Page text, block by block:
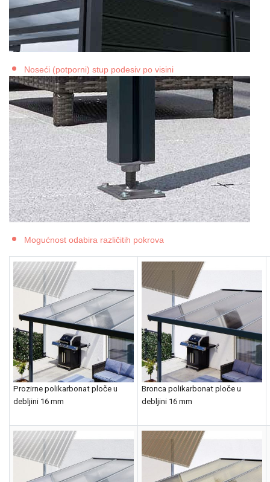
Noseći (potporni) stup podesiv po visini
Mogućnost odabira različitih pokrova
Prozirne polikarbonat ploče u
debljini 16 mm
Bronca polikarbonat ploče u
debljini 16 mm